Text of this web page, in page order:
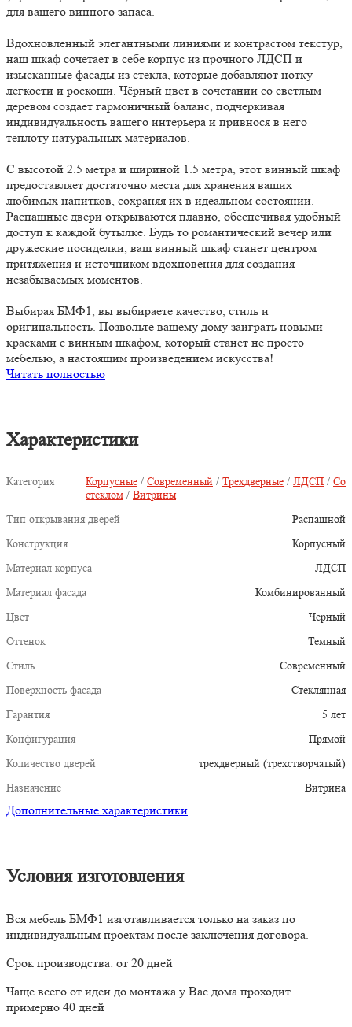
для вашего винного запаса.
Вдохновленный элегантными линиями и контрастом текстур,
наш шкаф сочетает в себе корпус из прочного ЛДСП и
изысканные фасады из стекла, которые добавляют нотку
легкости и роскоши. Чёрный цвет в сочетании со светлым
деревом создает гармоничный баланс, подчеркивая
индивидуальность вашего интерьера и привнося в него
теплоту натуральных материалов.
С высотой 2.5 метра и шириной 1.5 метра, этот винный шкаф
предоставляет достаточно места для хранения ваших
любимых напитков, сохраняя их в идеальном состоянии.
Распашные двери открываются плавно, обеспечивая удобный
доступ к каждой бутылке. Будь то романтический вечер или
дружеские посиделки, ваш винный шкаф станет центром
притяжения и источником вдохновения для создания
незабываемых моментов.
Выбирая БМФ1, вы выбираете качество, стиль и
оригинальность. Позвольте вашему дому заиграть новыми
красками с винным шкафом, который станет не просто
мебелью, а настоящим произведением искусства!
Читать полностью
Характеристики
Категория Корпусные / Современный / Трехдверные / ЛДСП / Со
стеклом / Витрины
Тип открывания дверей
Распашной
Конструкция
Корпусный
Материал корпуса
ЛДСП
Материал фасада
Комбинированный
Цвет
Черный
Оттенок
Темный
Стиль
Современный
Поверхность фасада
Стеклянная
Гарантия
5 лет
Конфигурация
Прямой
Количество дверей
трехдверный (трехстворчатый)
Назначение
Витрина
Дополнительные характеристики
Условия изготовления
Вся мебель БМФ1 изготавливается только на заказ по
индивидуальным проектам после заключения договора.
Срок производства: от 20 дней
Чаще всего от идеи до монтажа у Вас дома проходит
примерно 40 дней